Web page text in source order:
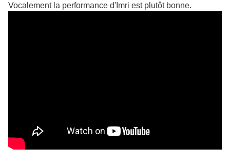
Vocalement la performance d'Imri est plutôt bonne.